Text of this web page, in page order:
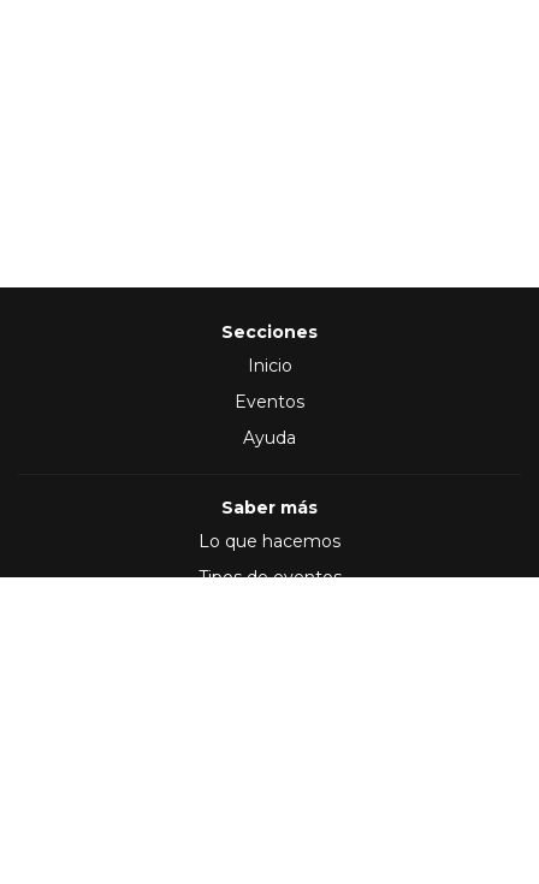
Secciones
Inicio
Eventos
Ayuda
Saber más
Lo que hacemos
Tipos de eventos